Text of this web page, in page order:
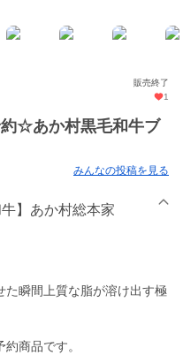
販売終了
1
約☆あか村黒毛和牛ブ
みんなの投稿を見る
】あか村総本家
た瞬間上質な脂が溶け出す極
商品です。